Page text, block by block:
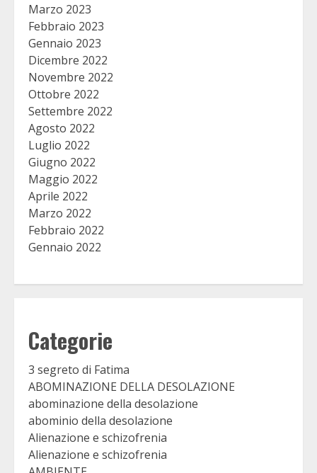
Marzo 2023
Febbraio 2023
Gennaio 2023
Dicembre 2022
Novembre 2022
Ottobre 2022
Settembre 2022
Agosto 2022
Luglio 2022
Giugno 2022
Maggio 2022
Aprile 2022
Marzo 2022
Febbraio 2022
Gennaio 2022
Categorie
3 segreto di Fatima
ABOMINAZIONE DELLA DESOLAZIONE
abominazione della desolazione
abominio della desolazione
Alienazione e schizofrenia
Alienazione e schizofrenia